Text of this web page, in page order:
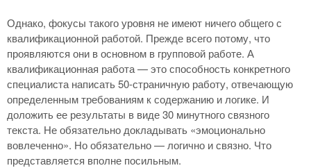
Однако, фокусы такого уровня не имеют ничего общего с
квалификационной работой. Прежде всего потому, что
проявляются они в основном в групповой работе. А
квалификационная работа — это способность конкретного
специалиста написать 50-страничную работу, отвечающую
определенным требованиям к содержанию и логике. И
доложить ее результаты в виде 30 минутного связного
текста. Не обязательно докладывать «эмоционально
вовлеченно». Но обязательно — логично и связно. Что
представляется вполне посильным.